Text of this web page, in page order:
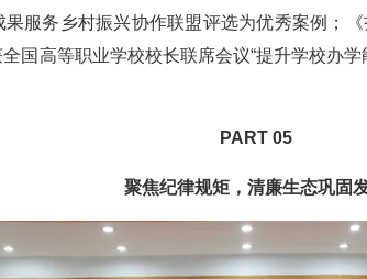
服务乡村振兴协作联盟评选为优秀案例；
国高等职业学校校长联席会议“提升学校办
PART 05
聚焦纪律规矩，清廉生态巩固